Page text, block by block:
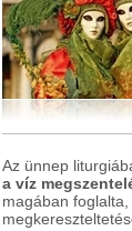
Az ünnep
a víz
magában